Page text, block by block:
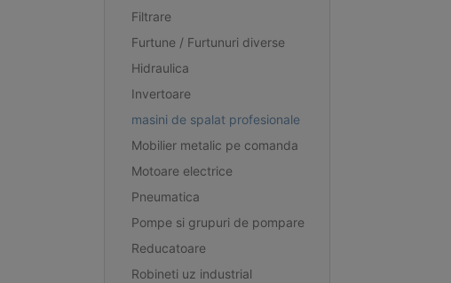
Filtrare
Furtune / Furtunuri diverse
Hidraulica
Invertoare
masini de spalat profesionale
Mobilier metalic pe comanda
Motoare electrice
Pneumatica
Pompe si grupuri de pompare
Reducatoare
Robineti uz industrial